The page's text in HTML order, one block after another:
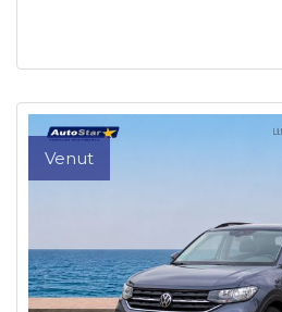
Venut